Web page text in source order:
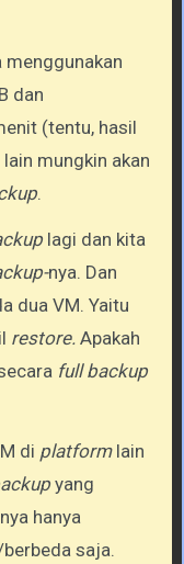
menggunakan
dan
(tentu, hasil
mungkin akan
.
lagi dan kita
nya. Dan
dua VM. Yaitu
restore. Apakah
full backup
di platform lain
yang
hanya
saja.